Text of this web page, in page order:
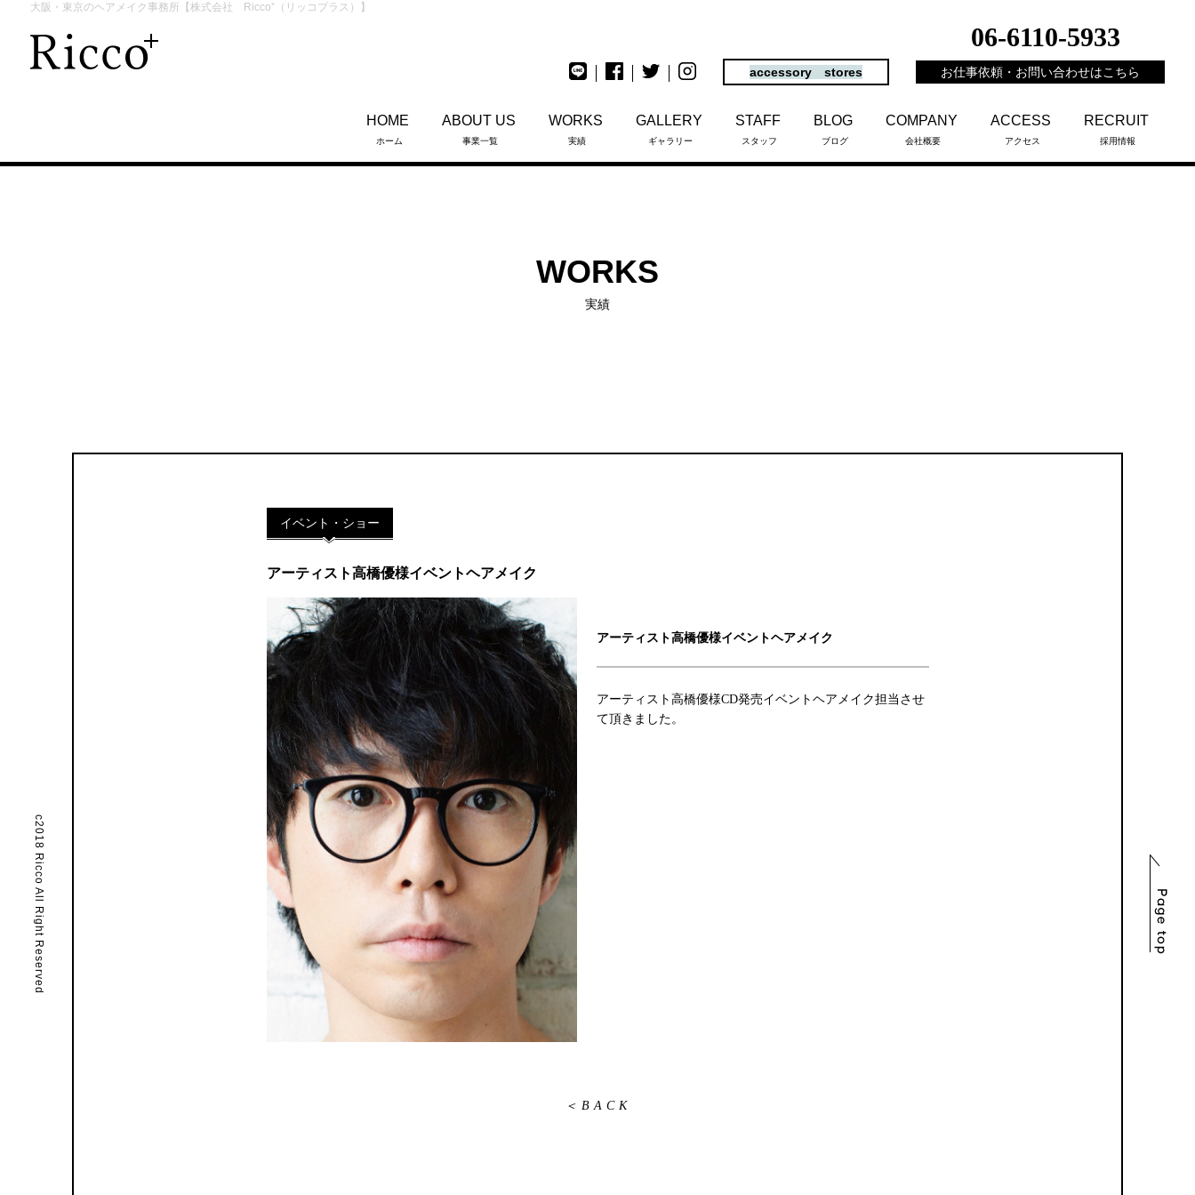
大阪・東京のヘアメイク事務所【株式会社 Ricco⁺（リッコプラス）】
06-6110-5933
accessory stores お仕事依頼・お問い合わせはこちら
HOME
ホーム
ABOUT US
事業一覧
WORKS
実績
GALLERY
ギャラリー
STAFF
スタッフ
BLOG
ブログ
COMPANY
会社概要
ACCESS
アクセス
RECRUIT
採用情報
WORKS
実績
イベント・ショー
アーティスト高橋優様イベントヘアメイク
アーティスト高橋優様イベントヘアメイク
アーティスト高橋優様CD発売イベントヘアメイク担当させ
て頂きました。
＜BACK
c2018 Ricco All Right Reserved